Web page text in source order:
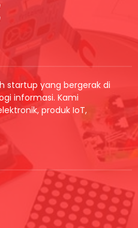
startup yang bergerak di
informasi. Kami
produk IoT,